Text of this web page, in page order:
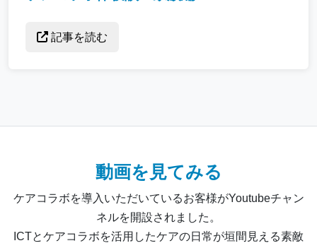
記事を読む
動画を見てみる
ケアコラボを導入いただいているお客様がYoutubeチャン
ネルを開設されました。
ICTとケアコラボを活用したケアの日常が垣間見える素敵